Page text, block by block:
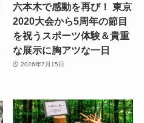
六本木で感動を再び！ 東京
2020大会から5周年の節目
を祝うスポーツ体験＆貴重
な展示に胸アツな一日
2026年7月15日